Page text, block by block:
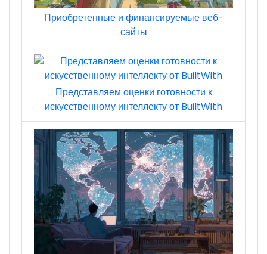
Приобретенные и финансируемые веб-
сайты
Представляем оценки готовности к
искусственному интеллекту от BuiltWith